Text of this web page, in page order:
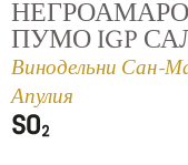
ПУМО IGP
Винодельни Сан-
Апулия